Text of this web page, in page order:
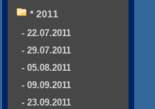
* 2011
- 22.07.2011
- 29.07.2011
- 05.08.2011
- 09.09.2011
- 23.09.2011